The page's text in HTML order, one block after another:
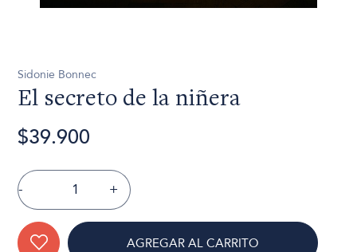
Sidonie Bonnec
El secreto de la niñera
$39.900
- +
AGREGAR AL CARRITO